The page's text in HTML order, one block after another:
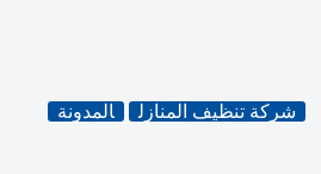
شركة تنظيف المنازل المدونة